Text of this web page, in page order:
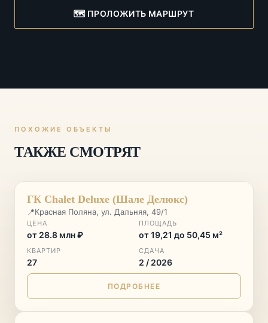
🗺️ ПРОЛОЖИТЬ МАРШРУТ
ПОХОЖИЕ ОБЪЕКТЫ
ТАКЖЕ СМОТРЯТ
ГОРНЫЙ КУРОРТ
ГК Chalet Deluxe (Шале Делюкс)
📍Красная Поляна, ул. Дальняя, 49/1
ЦЕНА
от 28.8 млн ₽
ПЛОЩАДЬ
от 19,21 до 50,45 м²
КВАРТИР
27
СДАЧА
2 / 2026
ПОДРОБНЕЕ